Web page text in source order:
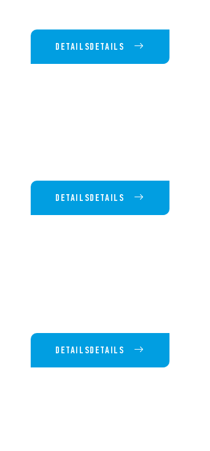
DETAILSDETAILS
DETAILSDETAILS
DETAILSDETAILS